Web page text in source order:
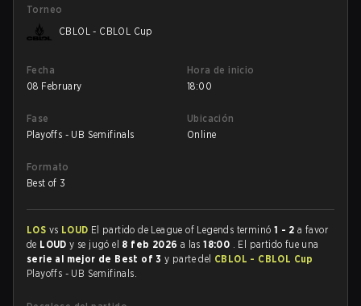
Torneo
CBLOL - CBLOL Cup
Fecha
08 February
Hora de inicio
18:00
Fase
Playoffs - UB Semifinals
Ubicación
Online
Formato
Best of 3
LOS vs LOUD El partido de League of Legends terminó 1 - 2 a favor
de LOUDy se jugó el 8 feb 2026 a las18:00 . El partido fue una
serie al mejor de Best of 3y parte del CBLOL - CBLOL Cup
Playoffs - UB Semifinals.